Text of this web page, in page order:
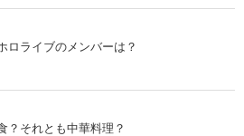
ロライブのメンバーは？
？それとも中華料理？